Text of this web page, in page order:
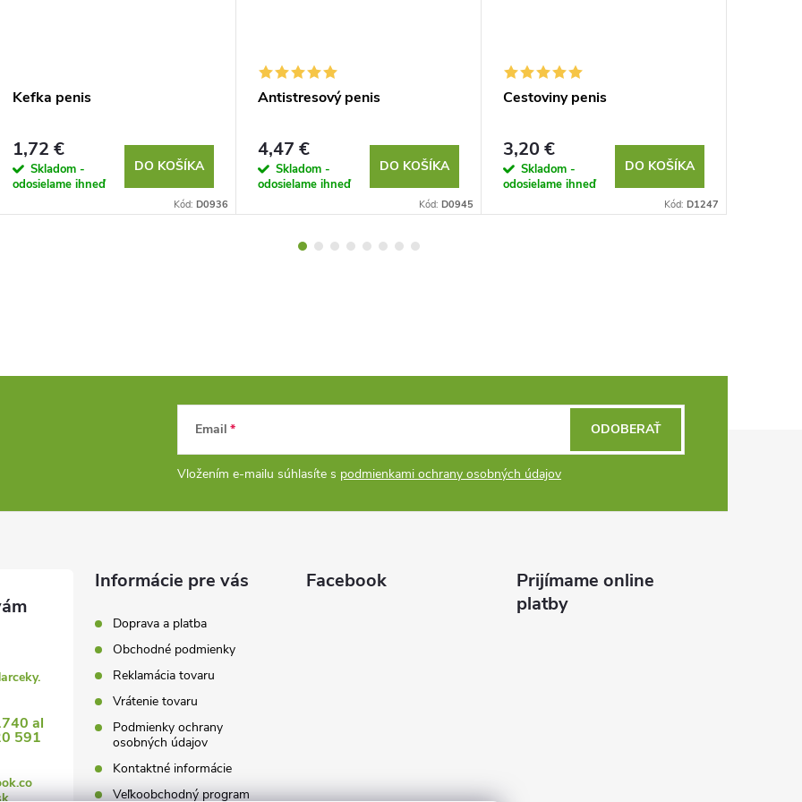
Kefka penis
1,72 €
Skladom -
odosielame ihneď
DO KOŠÍKA
Kód: D0936
Antistresový penis
4,47 €
Skladom -
odosielame ihneď
DO KOŠÍKA
Kód: D0945
Cestoviny penis
3,20 €
Skladom -
odosielame ihneď
DO KOŠÍKA
Kód: D1247
Email
Vložením e-mailu súhlasíte s podmienkami ochrany osobných údajov
ODOBERAŤ
al
591
Informácie pre vás
Doprava a platba
Obchodné podmienky
Reklamácia tovaru
Vrátenie tovaru
Podmienky ochrany
osobných údajov
Kontaktné informácie
Veľkoobchodný program
Facebook
Prijímame online
platby